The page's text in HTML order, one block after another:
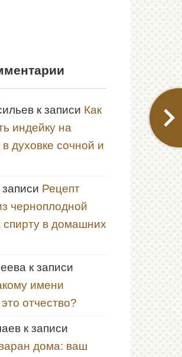
к записи Как
индейку на
духовке сочной и
записи Рецепт
черноплодной
в домашних
к записи
имени
отчество?
к записи
дома: ваш